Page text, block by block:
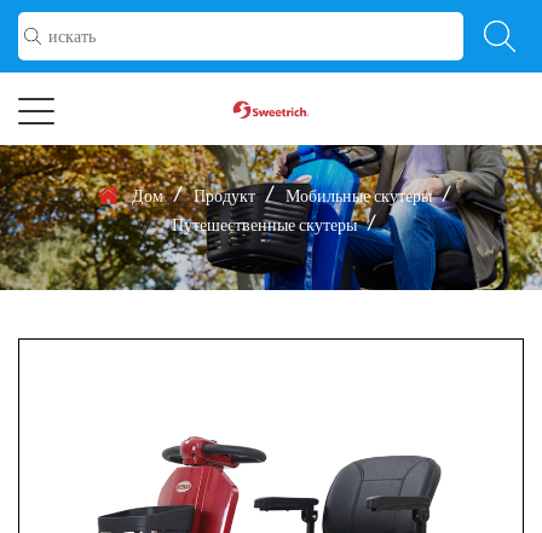
Дом / Продукт / Мобильные скутеры /
Путешественные скутеры /